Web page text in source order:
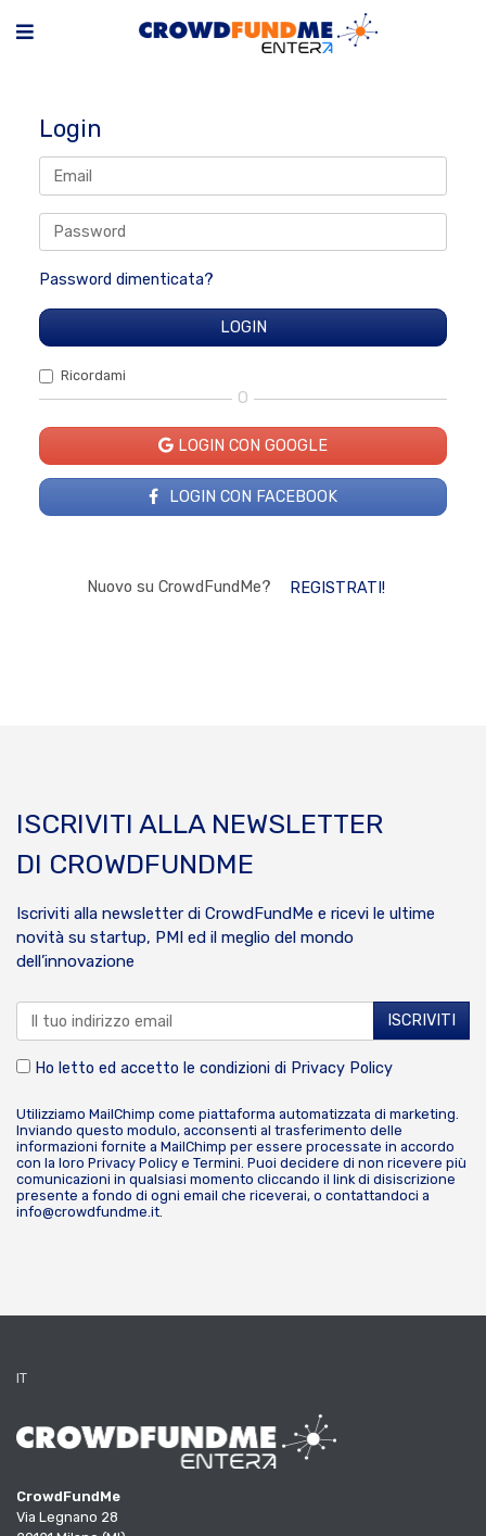
Login
Password dimenticata?
Ricordami
O
LOGIN CON GOOGLE
LOGIN CON FACEBOOK
Nuovo su CrowdFundMe? REGISTRATI!
ISCRIVITI ALLA NEWSLETTER
DI CROWDFUNDME
Iscriviti alla newsletter di CrowdFundMe e ricevi le ultime
novità su startup, PMI ed il meglio del mondo
dell’innovazione
Ho letto ed accetto le condizioni di Privacy Policy
Utilizziamo MailChimp come piattaforma automatizzata di marketing.
Inviando questo modulo, acconsenti al trasferimento delle
informazioni fornite a MailChimp per essere processate in accordo
con la loro Privacy Policy e Termini. Puoi decidere di non ricevere più
comunicazioni in qualsiasi momento cliccando il link di disiscrizione
presente a fondo di ogni email che riceverai, o contattandoci a
info@crowdfundme.it.
IT
CrowdFundMe
Via Legnano 28